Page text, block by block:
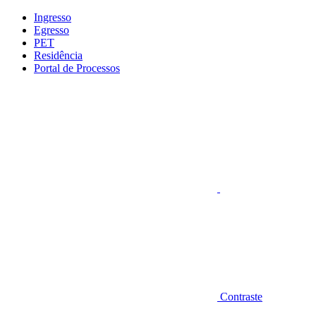
Conteúdo principal
Ingresso
Egresso
PET
Residência
Portal de Processos
Contraste